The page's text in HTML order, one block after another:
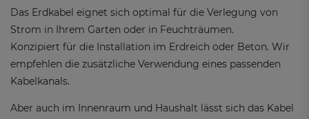
Das Erdkabel eignet sich optimal für die Verlegung von
Strom in Ihrem Garten oder in Feuchträumen.
Konzipiert für die Installation im Erdreich oder Beton. Wir
empfehlen die zusätzliche Verwendung eines passenden
Kabelkanals.
Aber auch im Innenraum und Haushalt lässt sich das Kabel